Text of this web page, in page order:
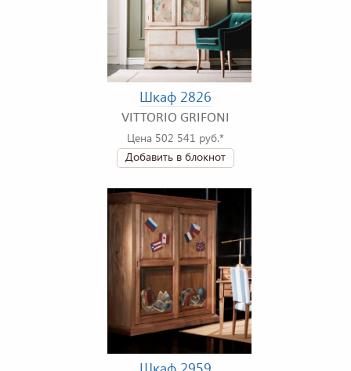
Шкаф 2826
VITTORIO GRIFONI
Цена 502 541 руб.*
Добавить в блокнот